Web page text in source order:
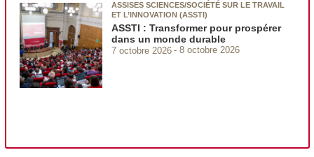
ASSISES SCIENCES/SOCIÉTÉ SUR LE TRAVAIL
ET L’INNOVATION (ASSTI)
ASSTI : Transformer pour prospérer
dans un monde durable
7 octobre 2026 8 octobre 2026